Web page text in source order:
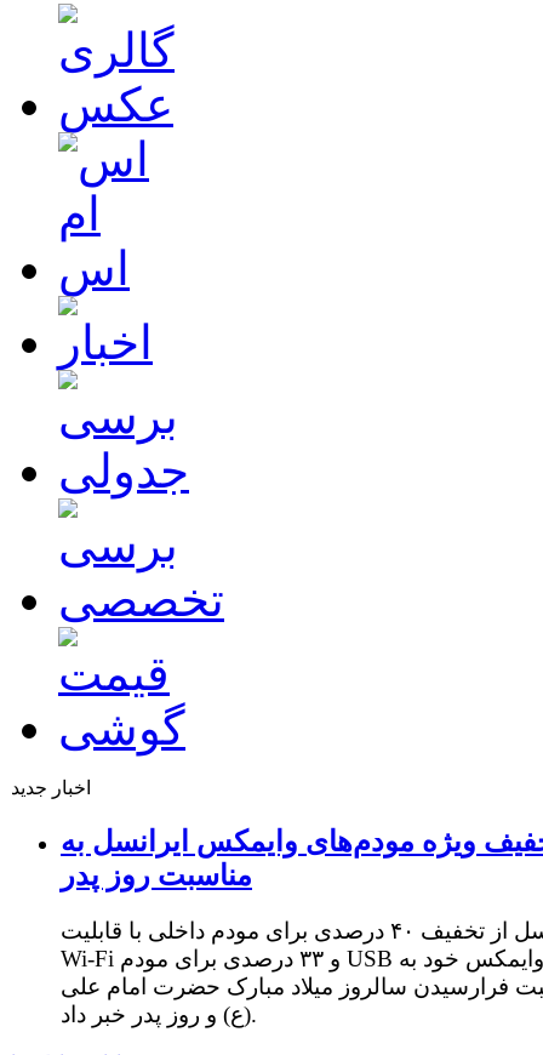
اخبار جدید
ویژه مودم‌های وایمکس ایرانسل به
مناسبت روز پدر
ایرانسل از تخفیف ۴۰ درصدی برای مودم داخلی با قابلیت
Wi-Fi و ۳۳ درصدی برای مودم USB وایمکس خود به
فرارسیدن سالروز میلاد مبارک حضرت امام علی
(ع) و روز پدر خبر داد.